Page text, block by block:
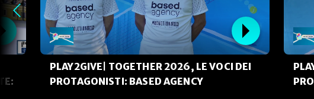
PLAY2GIVE| TOGETHER 2026, LE VOCI DEI
PROTAGONISTI: BASED AGENCY